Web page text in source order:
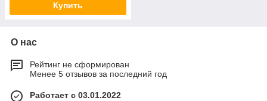
Купить
О нас
Рейтинг не сформирован
Менее 5 отзывов за последний год
Работает с 03.01.2022